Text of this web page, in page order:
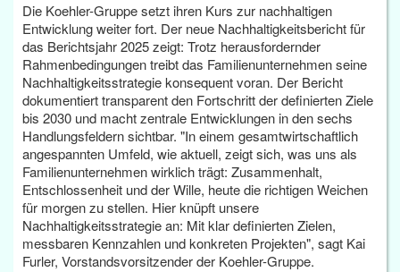
Die Koehler-Gruppe setzt ihren Kurs zur nachhaltigen
Entwicklung weiter fort. Der neue Nachhaltigkeitsbericht für
das Berichtsjahr 2025 zeigt: Trotz herausfordernder
Rahmenbedingungen treibt das Familienunternehmen seine
Nachhaltigkeitsstrategie konsequent voran. Der Bericht
dokumentiert transparent den Fortschritt der definierten Ziele
bis 2030 und macht zentrale Entwicklungen in den sechs
Handlungsfeldern sichtbar. "In einem gesamtwirtschaftlich
angespannten Umfeld, wie aktuell, zeigt sich, was uns als
Familienunternehmen wirklich trägt: Zusammenhalt,
Entschlossenheit und der Wille, heute die richtigen Weichen
für morgen zu stellen. Hier knüpft unsere
Nachhaltigkeitsstrategie an: Mit klar definierten Zielen,
messbaren Kennzahlen und konkreten Projekten", sagt Kai
Furler, Vorstandsvorsitzender der Koehler-Gruppe.